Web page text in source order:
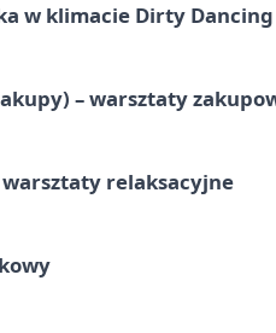
w klimacie Dirty Dancing
– warsztaty
warsztaty relaksacyjne